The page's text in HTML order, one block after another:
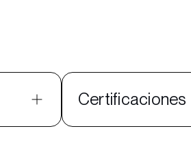
Certificaciones